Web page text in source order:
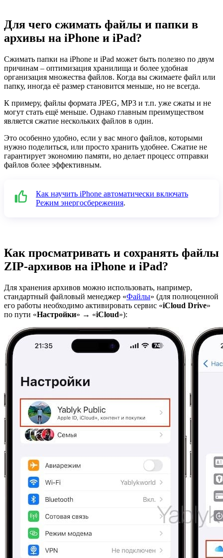
Для чего сжимать файлы и папки в
архивы на iPhone и iPad?
Сжимать папки на iPhone и iPad может быть полезно по двум
причинам – оптимизация хранилища и более удобная
организация множества файлов. Когда вы сжимаете файл или
папку, иногда её размер становится меньше, но не всегда.
К примеру, файлы формата JPEG, MP3 и т.п. уже сжаты и не
могут стать ещё меньше. Однако главным преимуществом
является сжатие нескольких файлов в один.
Это особенно удобно, если у вас много файлов, которыми
нужно поделиться, или просто хранить удобнее. Сжатие не
гарантирует экономию памяти, но делает процесс отправки
файлов более эффективным.
Как научить iPhone автоматически включать
Режим энергосбережения.
Как просматривать и сохранять файлы
ZIP-архивов на iPhone и iPad?
Для хранения архивов можно использовать, например,
стандартный файловый менеджер «Файлы» (для полноценной
его работы необходимо активировать сервис «iCloud Drive»
по пути «Настройки» → «iCloud»):